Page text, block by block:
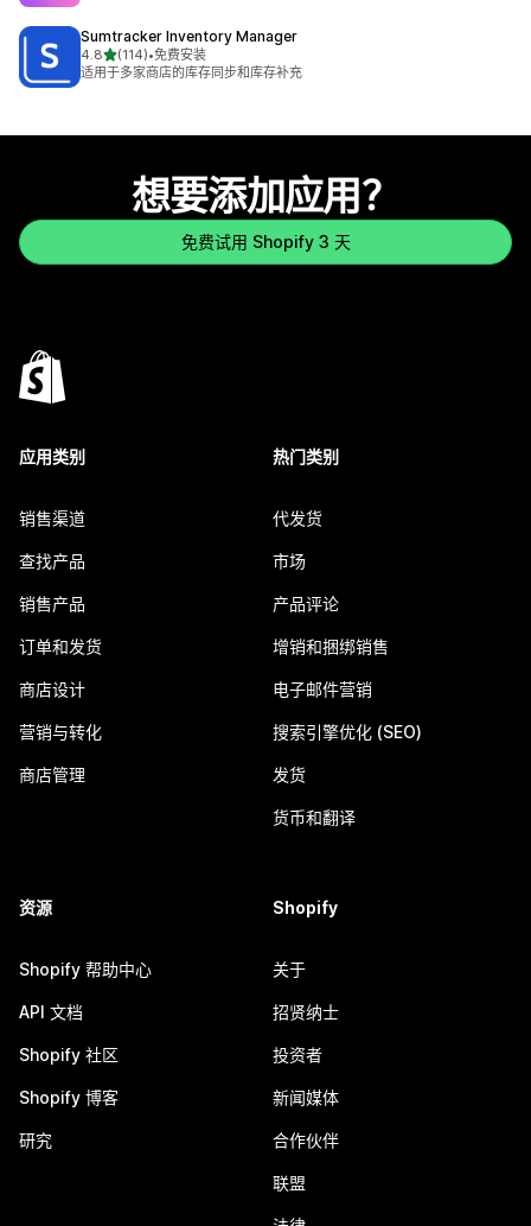
Sumtracker Inventory Manager
4.8星（满分 5 星）
(114)
总共 114 条评论
•免费安装
适用于多家商店的库存同步和库存补充
想要添加应用？
免费试用 Shopify 3 天
应用类别
销售渠道
查找产品
销售产品
订单和发货
商店设计
营销与转化
商店管理
热门类别
代发货
市场
产品评论
增销和捆绑销售
电子邮件营销
搜索引擎优化 (SEO)
发货
货币和翻译
资源
Shopify 帮助中心
API 文档
Shopify 社区
Shopify 博客
研究
Shopify
关于
招贤纳士
投资者
新闻媒体
合作伙伴
联盟